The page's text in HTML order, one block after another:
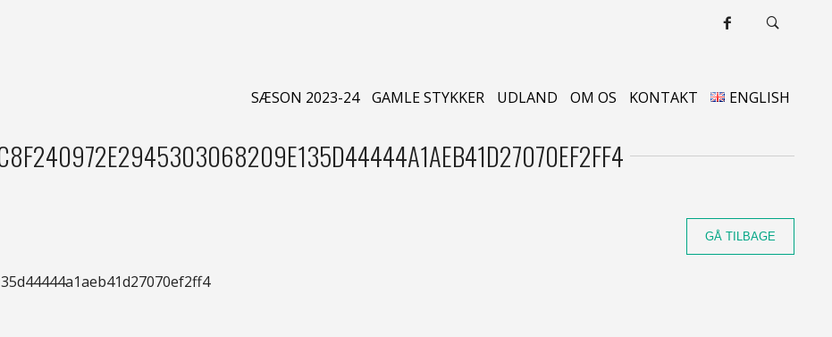
SÆSON 2023-24 GAMLE STYKKER UDLAND OM OS KONTAKT ENGLISH